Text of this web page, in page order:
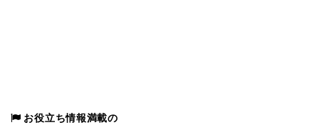
お役立ち情報満載の